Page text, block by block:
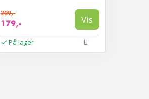
209,-
179,- Vis
På lager